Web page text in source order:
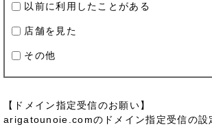
以前に利用したことがある
店舗を見た
その他
【ドメイン指定受信のお願い】
arigatounoie.comのドメイン指定受信の設